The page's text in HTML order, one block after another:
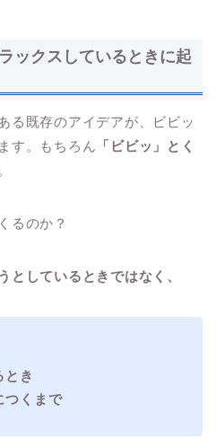
ックスしているときに起
る既存のアイデアが、ビビッ
す。もちろん 「ビビッ」とく
るのか？
としているときではなく、
とき
つくまで